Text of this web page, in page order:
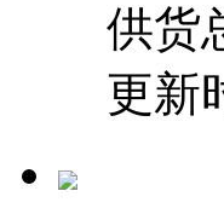
供货
更新